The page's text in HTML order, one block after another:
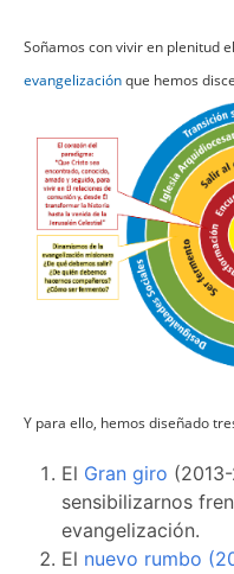
Soñamos con vivir en plenitud el
evangelizaciónque hemos
Y para ello, hemos diseñado
El Gran giro
sensibilizarnos
evangelización.
El nuevo rumbo